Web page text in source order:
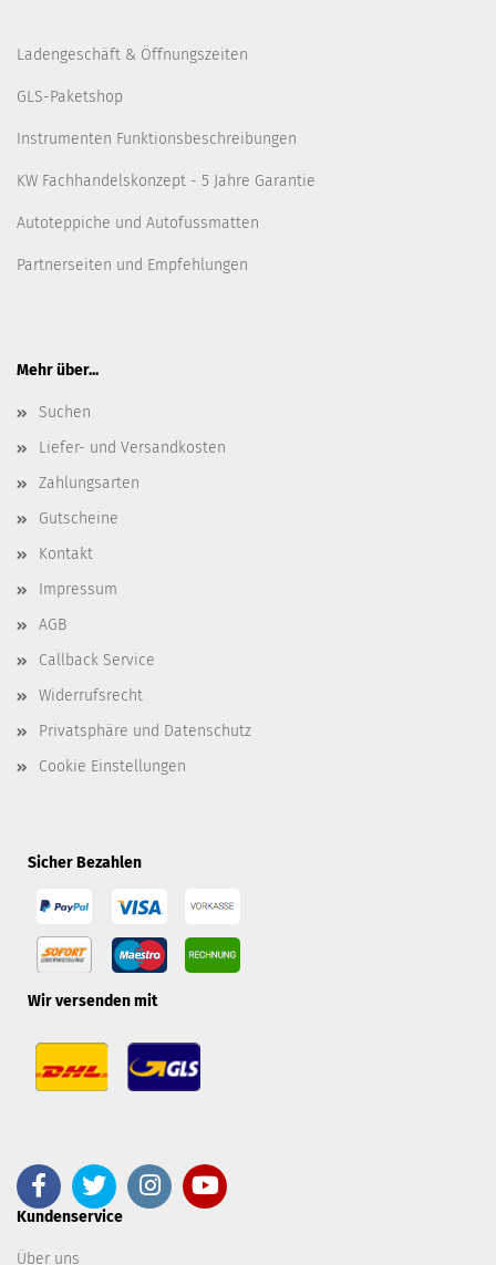
Ladengeschäft & Öffnungszeiten
GLS-Paketshop
Instrumenten Funktionsbeschreibungen
KW Fachhandelskonzept - 5 Jahre Garantie
Autoteppiche und Autofussmatten
Partnerseiten und Empfehlungen
Mehr über...
Suchen
Liefer- und Versandkosten
Zahlungsarten
Gutscheine
Kontakt
Impressum
AGB
Callback Service
Widerrufsrecht
Privatsphäre und Datenschutz
Cookie Einstellungen
Sicher Bezahlen
Wir versenden mit
Kundenservice
Über uns